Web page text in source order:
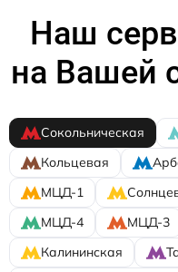
Наш
на Вашей
Сокольническая
Кольцевая
МЦД-1
МЦД-4
МЦД-3
Калининская